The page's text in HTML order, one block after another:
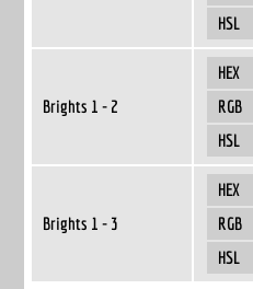
HSL
Brights 1 - 2
HEX
RGB
HSL
Brights 1 - 3
HEX
RGB
HSL